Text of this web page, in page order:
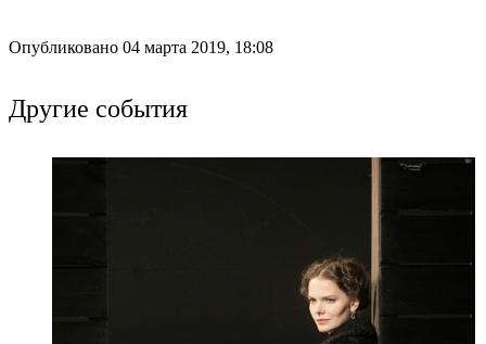
Опубликовано 04 марта 2019, 18:08
Другие события